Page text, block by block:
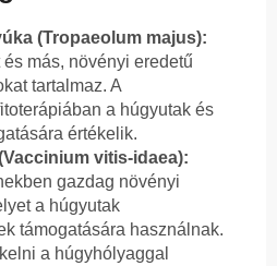
(Tropaeolum majus):
más, növényi eredetű
tartalmaz. A
a húgyutak és
értékelik.
vitis-idaea):
gazdag növényi
a húgyutak
támogatására használnak.
a húgyhólyaggal